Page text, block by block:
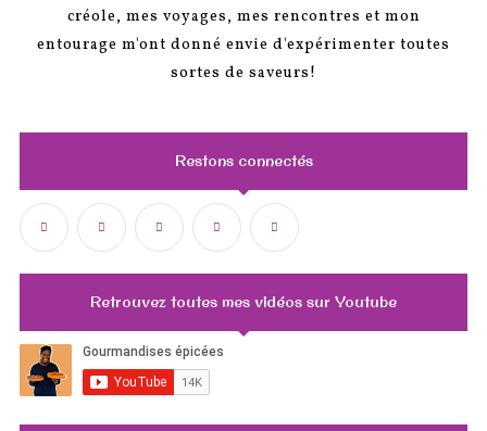
créole, mes voyages, mes rencontres et mon
entourage m'ont donné envie d'expérimenter toutes
sortes de saveurs!
Restons connectés
Retrouvez toutes mes vidéos sur Youtube